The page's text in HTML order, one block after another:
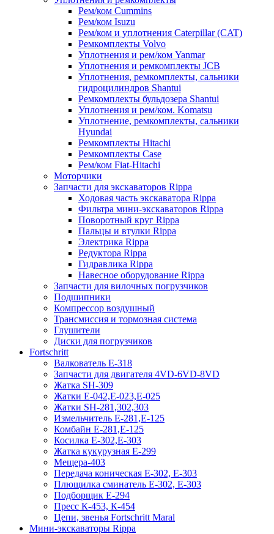
Рем/ком Cummins
Рем/ком Isuzu
Рем/ком и уплотнения Caterpillar (CAT)
Ремкомплекты Volvo
Уплотнения и рем/ком Yanmar
Уплотнения и ремкомплекты JCB
Уплотнения, ремкомплекты, сальники
гидроцилиндров Shantui
Ремкомплекты бульдозера Shantui
Уплотнения и рем/ком. Komatsu
Уплотнение, ремкомплекты, сальники
Hyundai
Ремкомплекты Hitachi
Ремкомплекты Case
Рем/ком Fiat-Hitachi
Моторчики
Запчасти для экскаваторов Rippa
Ходовая часть экскаватора Rippa
Фильтра мини-экскаваторов Rippa
Поворотный круг Rippa
Пальцы и втулки Rippa
Электрика Rippa
Редуктора Rippa
Гидравлика Rippa
Навесное оборудование Rippa
Запчасти для вилочных погрузчиков
Подшипники
Компрессор воздушный
Трансмиссия и тормозная система
Глушители
Диски для погрузчиков
Fortschritt
Валкователь Е-318
Запчасти для двигателя 4VD-6VD-8VD
Жатка SH-309
Жатки Е-042,Е-023,Е-025
Жатки SH-281,302,303
Измельчитель Е-281,Е-125
Комбайн Е-281,Е-125
Косилка Е-302,Е-303
Жатка кукурузная Е-299
Мещера-403
Передача коническая Е-302, Е-303
Плющилка сминатель Е-302, Е-303
Подборщик Е-294
Пресс К-453, К-454
Цепи, звенья Fortschritt Maral
Мини-экскаваторы Rippa